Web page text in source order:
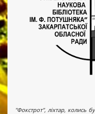
"Фокстрот", ліхтар, колись